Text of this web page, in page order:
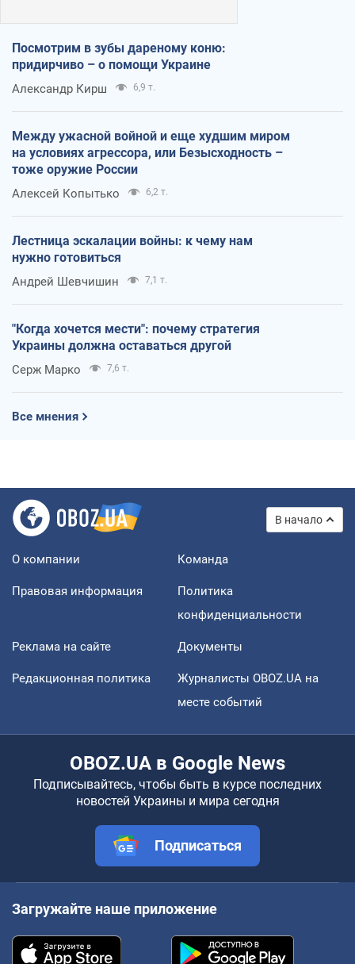
Посмотрим в зубы дареному коню:
придирчиво – о помощи Украине
Александр Кирш 6,9 т.
Между ужасной войной и еще худшим миром
на условиях агрессора, или Безысходность –
тоже оружие России
Алексей Копытько 6,2 т.
Лестница эскалации войны: к чему нам
нужно готовиться
Андрей Шевчишин 7,1 т.
"Когда хочется мести": почему стратегия
Украины должна оставаться другой
Серж Марко 7,6 т.
Все мнения
В начало
О компании Команда
Правовая информация
Политика
конфиденциальности
Реклама на сайте Документы
Редакционная политика
Журналисты OBOZ.UA на
месте событий
OBOZ.UA в Google News
Подписывайтесь, чтобы быть в курсе последних
новостей Украины и мира сегодня
Подписаться
Загружайте наше приложение